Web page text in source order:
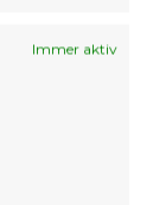
Immer aktiv